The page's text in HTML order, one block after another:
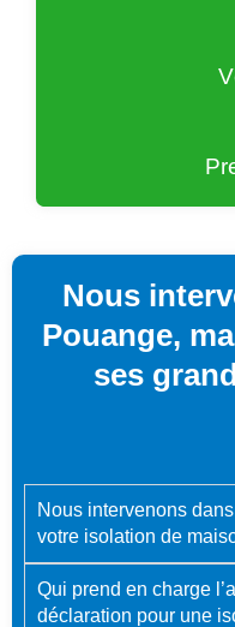
Nous
Pouange,
ses
Nous intervenons
votre isolation de
Qui prend en charge
déclaration pour une